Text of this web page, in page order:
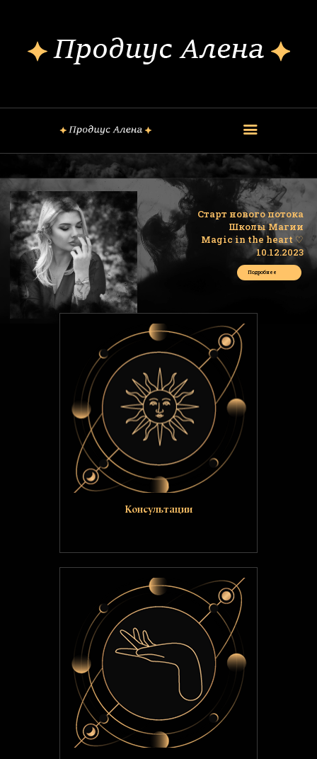
ШКОЛА МАГИИ
ОБРЯДЫ FREE
ЗАГОВОРЫ
БЛОГ
КОНТАКТЫ
Старт нового потока
Школы Магии
Magic in the heart ♡
10.12.2023
Подробнее
Консультации